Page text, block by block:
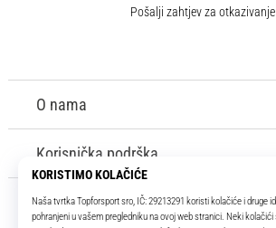
O nama
Korisnička podrška
Pošalji zahtjev za otkazivanje